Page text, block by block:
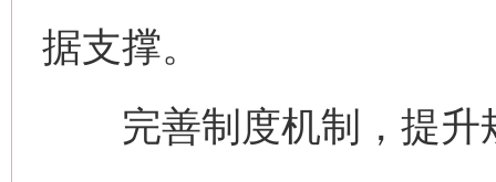
据支撑。
完善制度机制，提升